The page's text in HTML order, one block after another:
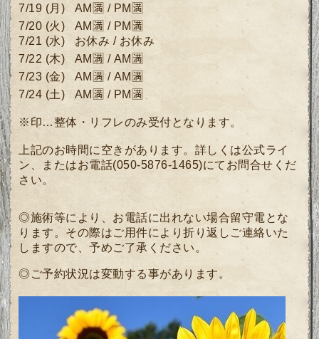
7/19 (月 ) AM🈵 /PM🈵
7/20 (火) AM🈵 / PM🈵
7/21 (水) お休み / お休み
7/22 (木)
AM🈵 / AM🈵
7/23 (金) AM🈵 / AM🈵
7/24 (土) AM🈵 / PM🈵
※印…整体・リフレのみ受付となります。
上記のお時間に空きがあります。詳しくは公式ライ
ン、またはお電話(050-5876-1465)にてお問合せくだ
さい。
◎施術等により、お電話に出れない場合留守電とな
ります。その際はご用件により折り返しご連絡いた
しますので、予めご了承ください。
◎ご予約状況は変動する事があります。